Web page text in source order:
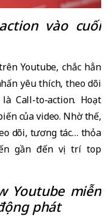
vào cuối
Youtube, chắc hẳn
yêu thích, theo dõi
Call-to-action. Hoạt
của video. Nhờ thế,
dõi, tương tác… thỏa
gần đến vị trí top
Youtube miễn
phát